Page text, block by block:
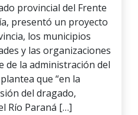
provincial del Frente
presentó un proyecto
los municipios
y las organizaciones
de la administración del
que “en la
del dragado,
Río Paraná […]